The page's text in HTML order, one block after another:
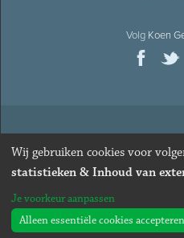
Volg Koen
© 2026Oud-minister en ere-
· Alle rechten
Webdesign&website ontwikkeling
Wij gebruiken cookies voor
statistieken & Inhoud van
Je voorkeur aanpassen
Alleen essentiële cookies accepteren